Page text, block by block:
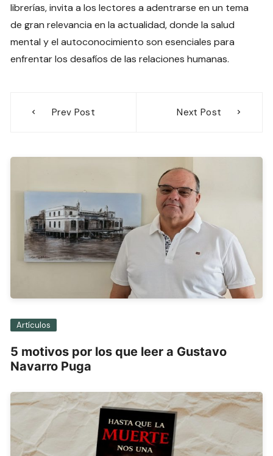
librerías, invita a los lectores a adentrarse en un tema
de gran relevancia en la actualidad, donde la salud
mental y el autoconocimiento son esenciales para
enfrentar los desafíos de las relaciones humanas.
Prev Post Next Post
Artículos
5 motivos por los que leer a Gustavo
Navarro Puga